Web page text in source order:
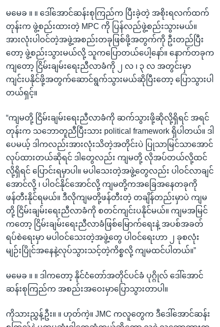
မမေခ ။ ။ ဒေါ်အောင်ဆန်းစုကြည်က ပြီးခဲ့တဲ့ အစိုးရလက်ထက်
တုန်းက ဖွဲ့စည်းထားတဲ့ MPC ကို ပြန်လည်ဖွဲ့စည်းသွားမယ်။
အားလုံးပါဝင်တဲ့အဖွဲ့အစည်းတခုဖြစ်ဖို့အတွက်ကို ဦးတည်ပြီး
တော့ ဖွဲ့စည်းသွားမယ်လို့ သူကပြောတယ်ပေါ့နော်။ နောက်တခုက
ကျတော့ ငြိမ်းချမ်းရေးညီလာခံကို ၂ လ ၊ ၃ လ အတွင်းမှာ
ကျင်းပနိုင်ဖို့အတွက်ဆောင်ရွက်သွားမယ်ဆိုပြီးတော့ ပြောသွားပါ
တယ်ရှင့်။
“ကျမတို့ ငြိမ်းချမ်းရေးညီလာခံကို ဆက်သွားဖို့ဆိုလို့ရှိရင် အရင်
တုန်းက သဘောတူညီပြီးသား political framework ရှိပါတယ်။ ဒါ
ပေမယ့် ဒါကလည်းအားလုံးသိတဲ့အတိုင်းပဲ ပြုသာမြင်သာအောင်
လုပ်ထားတယ်ဆိုရင် ဒါတွေလည်း ကျမတို့ လိုအပ်တယ်လို့ထင်
လို့ရှိရင် ပြောင်းရမှာပါ။ မပါသေးတဲ့အဖွဲ့တွေလည်း ပါဝင်လာချင်
အောင်လို့ ၊ ပါဝင်နိုင်အောင်လို့ ကျမတို့ကအခြေအနေတခုကို
ဖန်တီးနိုင်ရမယ်။ ဒီလိုကျမတို့ဖန်တီးတဲ့ တချိန်တည်းမှာပဲ ကျမ
တို့ ငြိမ်းချမ်းရေးညီလာခံကို စတင်ကျင်းပနိုင်မယ်။ ကျမအမြင်
ကတော့ ငြိမ်းချမ်းရေးညီလာခံဖြစ်မြောက်ရေးနဲ့ အပစ်အခတ်
ရပ်စဲရေးမှာ မပါဝင်သေးတဲ့အဖွဲ့တွေ ပါဝင်ရေးဟာ ၂ ခုစလုံး
မျဉ်းပြိုင်အနေနဲ့လုပ်သွားသင့်တဲ့ကိစ္စလို့ ကျမထင်ပါတယ်။”
မမေခ ။ ။ ဒါကတော့ နိုင်ငံတော်အတိုင်ပင်ခံ ပုဂ္ဂိုလ် ဒေါ်အောင်
ဆန်းစုကြည်က အစည်းအဝေးမှာပြောသွားတာပါ။
ကိုသားညွှန့်ဦး။ ။ ဟုတ်ကဲ့။ JMC ကလူတွေက ဒီဒေါ်အောင်ဆန်း